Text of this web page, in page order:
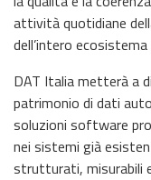
attività quotidiane
dell’intero
DAT Italia metterà a
patrimonio di dati
soluzioni software
nei sistemi già
strutturati, misurabili